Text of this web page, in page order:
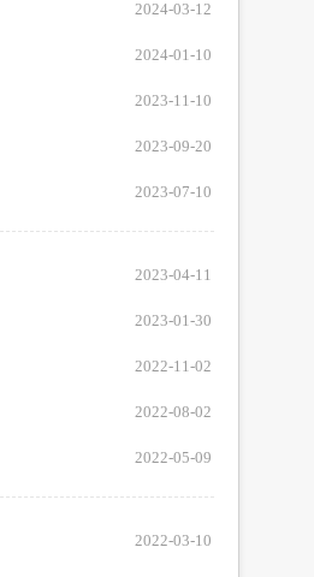
2024-03-12
2024-01-10
2023-11-10
2023-09-20
2023-07-10
2023-04-11
2023-01-30
2022-11-02
2022-08-02
2022-05-09
2022-03-10